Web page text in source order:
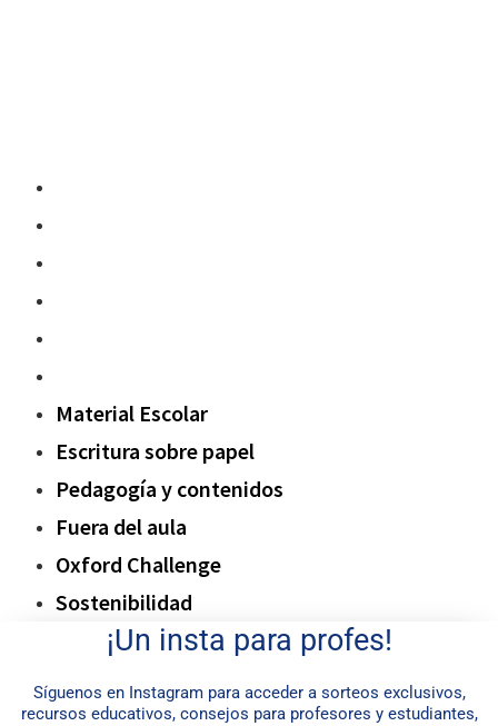
Material Escolar
Escritura sobre papel
Pedagogía y contenidos
Fuera del aula
Oxford Challenge
Sostenibilidad
¡Un insta para profes!
Síguenos en Instagram para acceder a sorteos exclusivos,
recursos educativos, consejos para profesores y estudiantes,